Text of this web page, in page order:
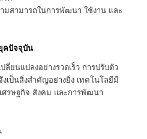
สามารถในการพัฒนา ใช้งาน และ
คปัจจุบัน
ยนแปลงอย่างรวดเร็ว การปรับตัว
เป็นสิ่งสำคัญอย่างยิ่ง เทคโนโลยีมี
รษฐกิจ สังคม และการพัฒนา